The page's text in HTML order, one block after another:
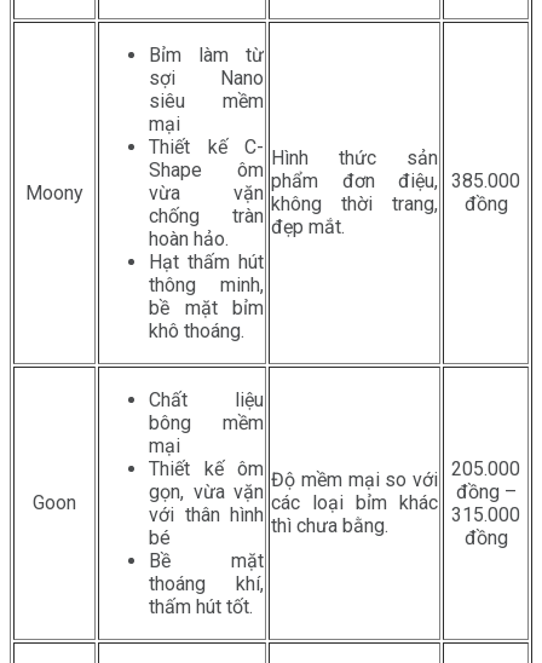
Moony
Bỉm làm từ
sợi Nano
siêu mềm
mại
Thiết kế C-
Shape ôm
vừa vặn
chống tràn
hoàn hảo.
Hạt thấm hút
thông minh,
bề mặt bỉm
khô thoáng.
Hình thức sản
phẩm đơn điệu,
không thời trang,
đẹp mắt.
385.000
đồng
Goon
Chất liệu
bông mềm
mại
Thiết kế ôm
gọn, vừa vặn
với thân hình
bé
Bề mặt
thoáng khí,
thấm hút tốt.
Độ mềm mại so với
các loại bỉm khác
thì chưa bằng.
205.000
đồng –
315.000
đồng